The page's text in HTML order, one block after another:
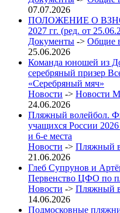
07.07.2026
ПОЛОЖЕНИЕ О
2027 гг. (ред. от
Документы -> Общие
25.06.2026
Команда юношей из
серебряный призер
«Серебряный мяч»
Новости -> Новости
24.06.2026
Пляжный волейбол.
учащихся России
и 6-е места
Новости -> Пляжный
21.06.2026
Глеб Супрунов и
Первенство ЦФО по
Новости -> Пляжный
14.06.2026
Подмосковные